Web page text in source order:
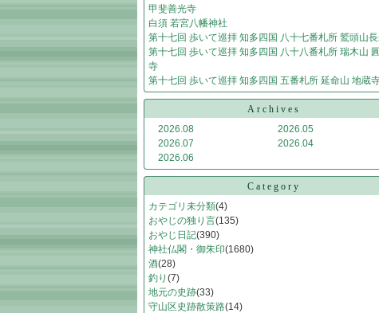
甲斐善光寺
白須 若宮八幡神社
第十七回 歩いて巡拝 知多四国 八十七番札所 鷲頭山
第十七回 歩いて巡拝 知多四国 八十八番札所 瑞木山
寺
第十七回 歩いて巡拝 知多四国 五番札所 延命山 地蔵
Archives
2026.08
2026.07
2026.06
2026.05
2026.04
Category
カテゴリ未分類(4)
おやじの独り言(135)
おやじ日記(390)
神社仏閣・御朱印(1680)
酒(28)
釣り (7)
地元の史跡(33)
守山区史跡散策路(14)